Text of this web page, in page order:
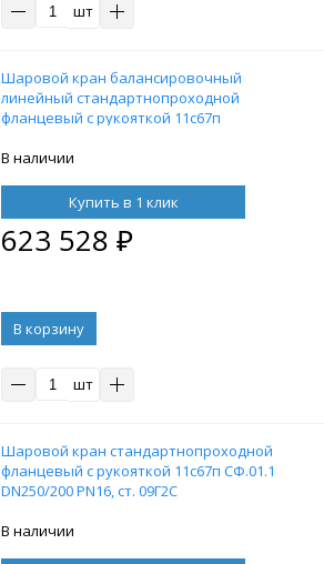
шт
Шаровой кран балансировочный
линейный стандартнопроходной
фланцевый с рукояткой 11с67п
В наличии
Купить в 1 клик
623 528 ₽
В корзину
шт
Шаровой кран стандартнопроходной
фланцевый с рукояткой 11с67п СФ.01.1
DN250/200 PN16, ст. 09Г2С
В наличии